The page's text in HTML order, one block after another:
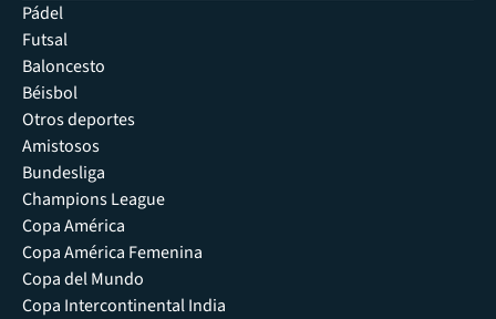
Pádel
Futsal
Baloncesto
Béisbol
Otros deportes
Amistosos
Bundesliga
Champions League
Copa América
Copa América Femenina
Copa del Mundo
Copa Intercontinental India